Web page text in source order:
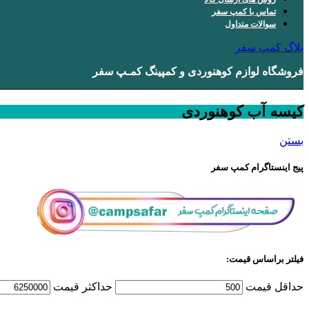
تماس با کمپ سفر
سوالات متداول
بلاگ کمپ سفر
فروشگاه لوازم کوهنوردی و کمپینگ کمـپ سفر
کیسه آب کوهنوردی
بستن
پیج اینستاگرام کمپ سفر
فیلتر براساس قیمت:
حداقل قیمت حداكثر قيمت